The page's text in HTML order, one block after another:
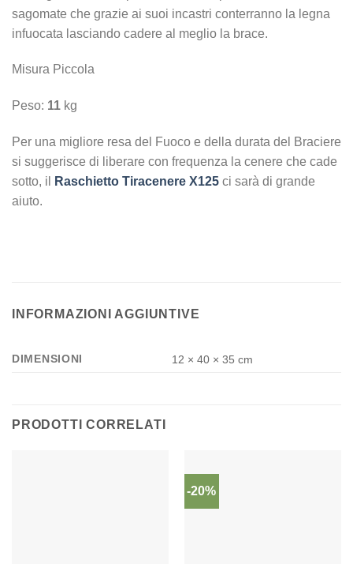
sagomate che grazie ai suoi incastri conterranno la legna
infuocata lasciando cadere al meglio la brace.
Misura Piccola
Peso: 11 kg
Per una migliore resa del Fuoco e della durata del Braciere
si suggerisce di liberare con frequenza la cenere che cade
sotto, il
Raschietto Tiracenere X125 ci sarà di grande
aiuto.
INFORMAZIONI AGGIUNTIVE
DIMENSIONI 12 × 40 × 35 cm
PRODOTTI CORRELATI
-20%